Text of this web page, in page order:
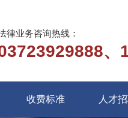
律业务咨询热线：
、
收费标准 人才